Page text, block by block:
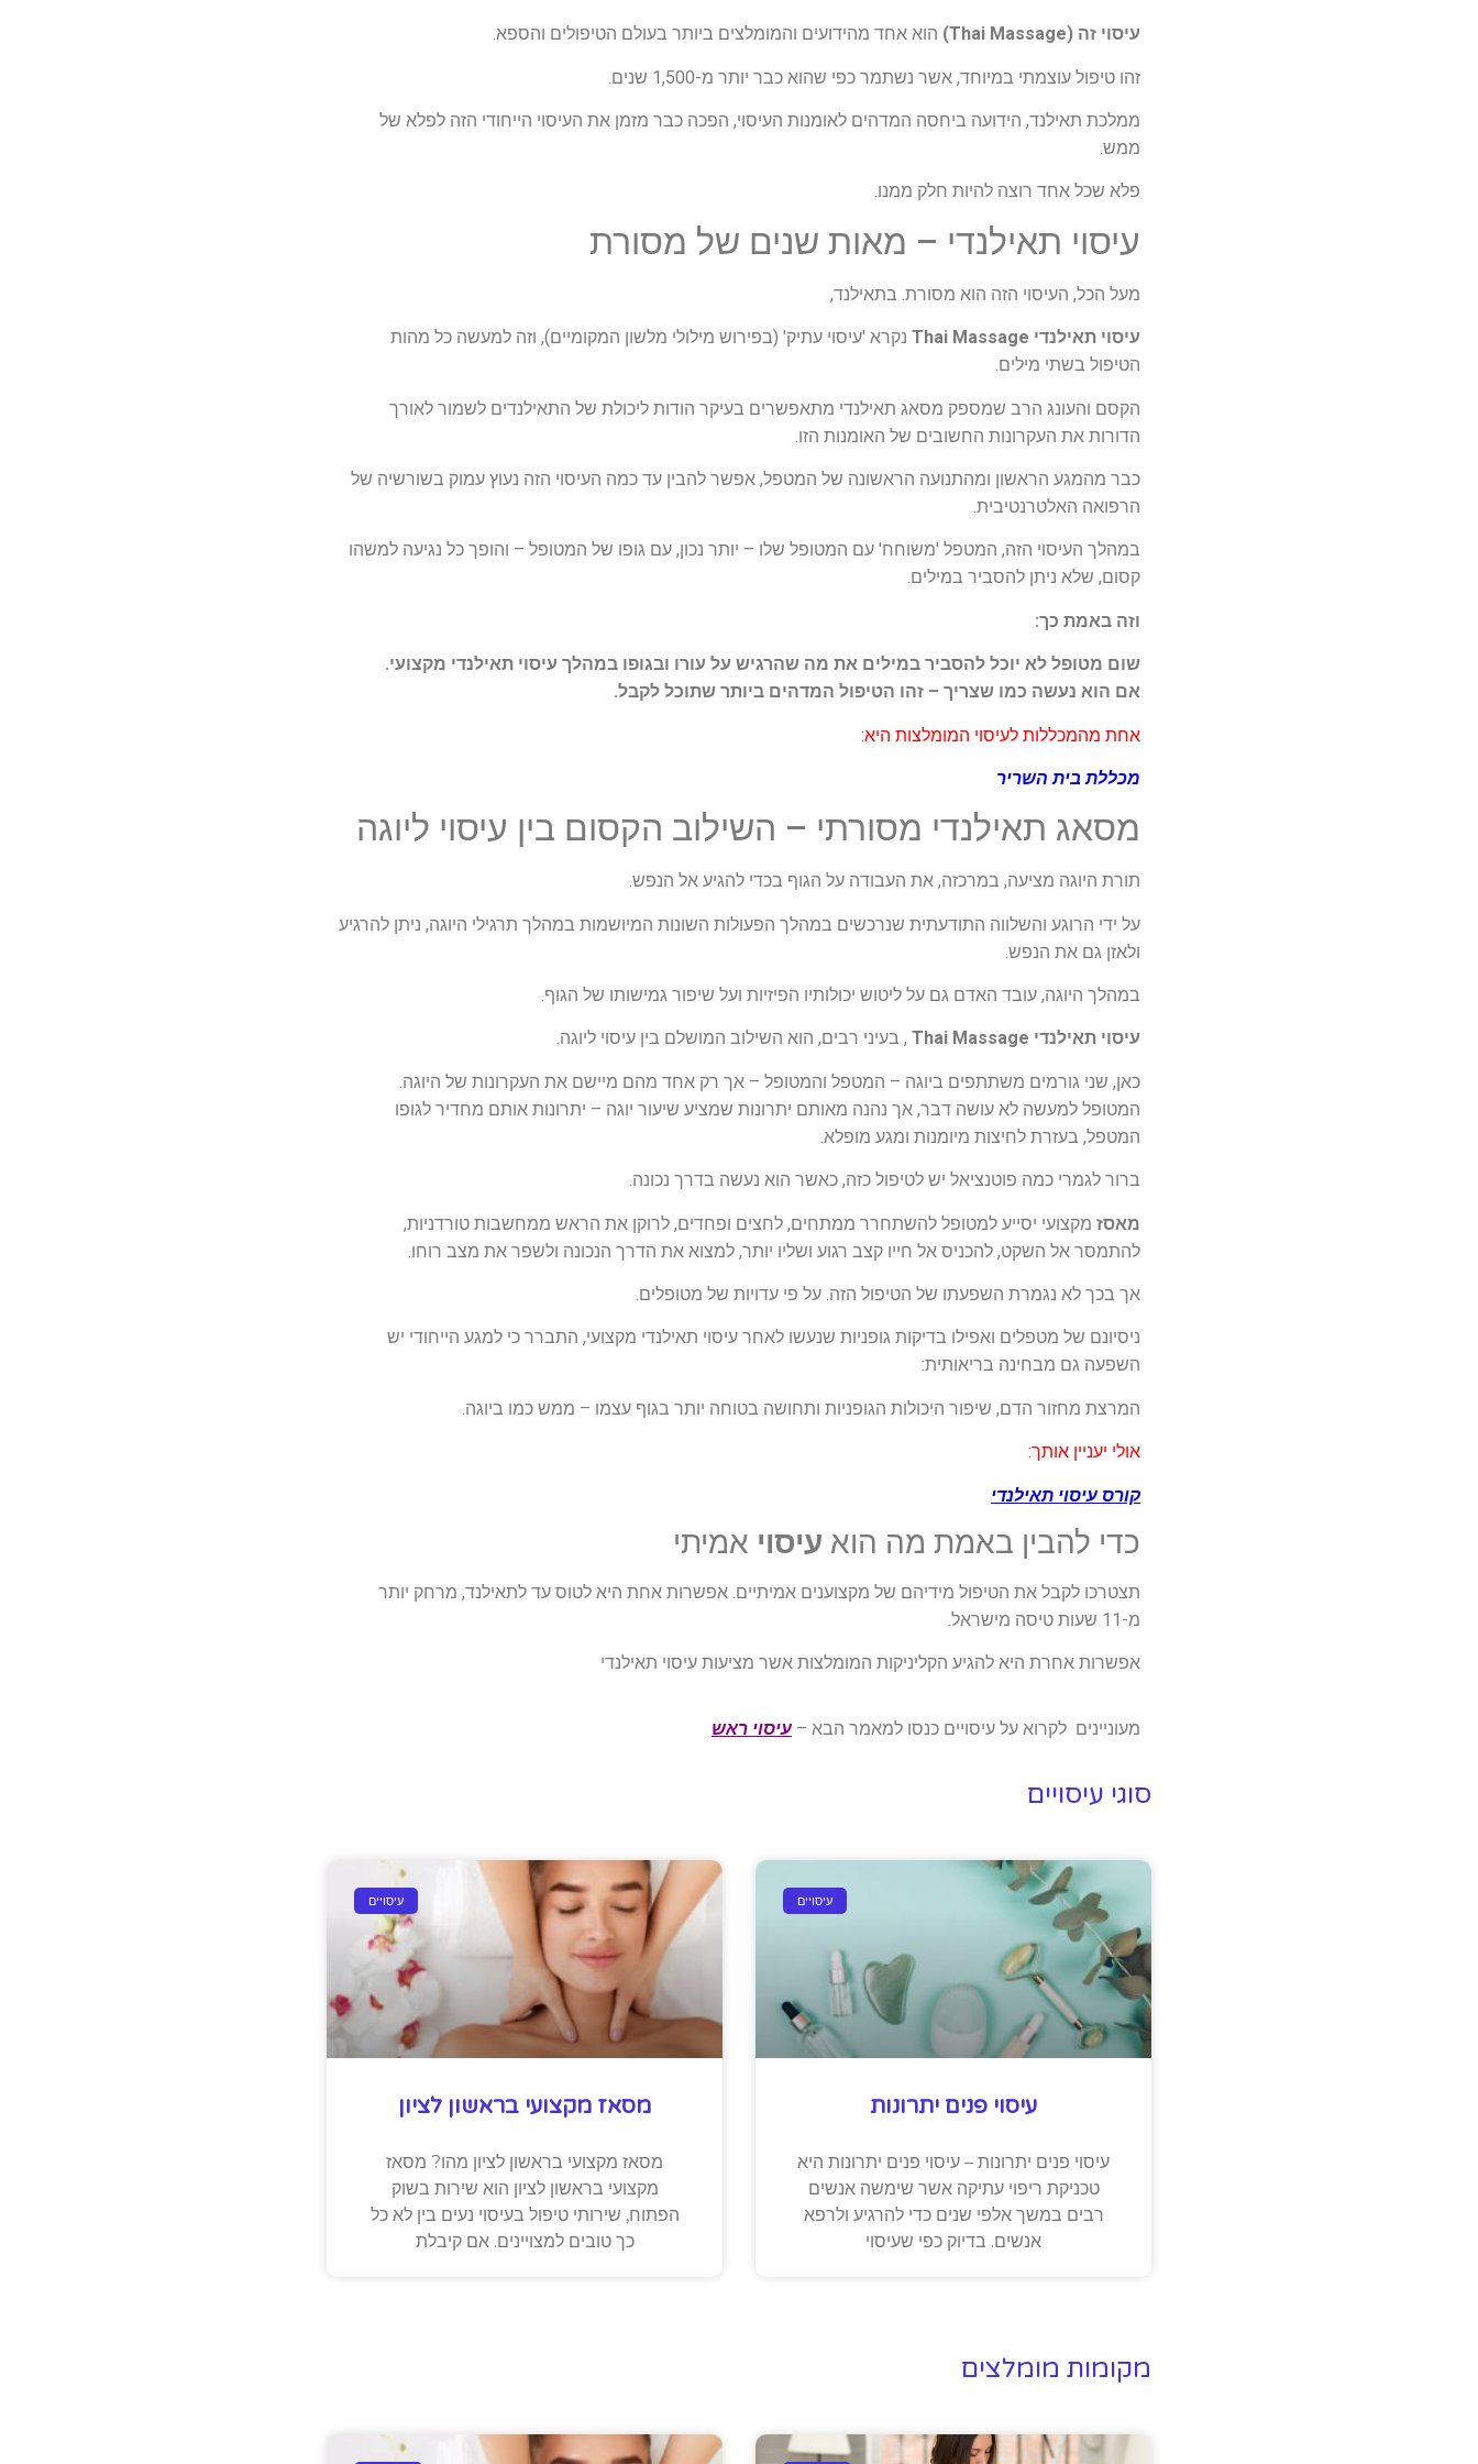
עיסוי זה (Thai Massage) הוא אחד מהידועים והמומלצים ביותר בעולם הטיפולים והספא.
זהו טיפול עוצמתי במיוחד, אשר נשתמר כפי שהוא כבר יותר מ-1,500 שנים.
ממלכת תאילנד, הידועה ביחסה המדהים לאומנות העיסוי, הפכה כבר מזמן את העיסוי הייחודי הזה לפלא של
ממש.
פלא שכל אחד רוצה להיות חלק ממנו.
עיסוי תאילנדי – מאות שנים של מסורת
מעל הכל, העיסוי הזה הוא מסורת. בתאילנד,
עיסוי תאילנדי Thai Massage
נקרא 'עיסוי עתיק' (בפירוש מילולי מלשון המקומיים), וזה למעשה כל מהות
הטיפול בשתי מילים.
הקסם והעונג הרב שמספק מסאג תאילנדי מתאפשרים בעיקר הודות ליכולת של התאילנדים לשמור לאורך
הדורות את העקרונות החשובים של האומנות הזו.
כבר מהמגע הראשון ומהתנועה הראשונה של המטפל, אפשר להבין עד כמה העיסוי הזה נעוץ עמוק בשורשיה של
הרפואה האלטרנטיבית.
במהלך העיסוי הזה, המטפל 'משוחח' עם המטופל שלו – יותר נכון, עם גופו של המטופל – והופך כל נגיעה למשהו
קסום, שלא ניתן להסביר במילים.
וזה באמת כך:
שום מטופל לא יוכל להסביר במילים את מה שהרגיש על עורו ובגופו במהלך עיסוי תאילנדי מקצועי.
אם הוא נעשה כמו שצריך – זהו הטיפול המדהים ביותר שתוכל לקבל.
אחת מהמכללות לעיסוי המומלצות היא:
מכללת בית השריר
מסאג תאילנדי מסורתי – השילוב הקסום בין עיסוי ליוגה
תורת היוגה מציעה, במרכזה, את העבודה על הגוף בכדי להגיע אל הנפש.
על ידי הרוגע והשלווה התודעתית שנרכשים במהלך הפעולות השונות המיושמות במהלך תרגילי היוגה, ניתן להרגיע
ולאזן גם את הנפש.
במהלך היוגה, עובד האדם גם על ליטוש יכולותיו הפיזיות ועל שיפור גמישותו של הגוף.
עיסוי תאילנדי Thai Massage , בעיני רבים, הוא השילוב המושלם בין עיסוי ליוגה.
כאן, שני גורמים משתתפים ביוגה – המטפל והמטופל – אך רק אחד מהם מיישם את העקרונות של היוגה.
המטופל למעשה לא עושה דבר, אך נהנה מאותם יתרונות שמציע שיעור יוגה – יתרונות אותם מחדיר לגופו
המטפל, בעזרת לחיצות מיומנות ומגע מופלא.
ברור לגמרי כמה פוטנציאל יש לטיפול כזה, כאשר הוא נעשה בדרך נכונה.
מאסז מקצועי יסייע למטופל להשתחרר ממתחים, לחצים ופחדים, לרוקן את הראש ממחשבות טורדניות,
להתמסר אל השקט, להכניס אל חייו קצב רגוע ושליו יותר, למצוא את הדרך הנכונה ולשפר את מצב רוחו.
אך בכך לא נגמרת השפעתו של הטיפול הזה. על פי עדויות של מטופלים.
ניסיונם של מטפלים ואפילו בדיקות גופניות שנעשו לאחר עיסוי תאילנדי מקצועי, התברר כי למגע הייחודי יש
השפעה גם מבחינה בריאותית:
המרצת מחזור הדם, שיפור היכולות הגופניות ותחושה בטוחה יותר בגוף עצמו – ממש כמו ביוגה.
אולי יעניין אותך:
קורס עיסוי תאילנדי
כדי להבין באמת מה הוא עיסוי אמיתי
תצטרכו לקבל את הטיפול מידיהם של מקצוענים אמיתיים. אפשרות אחת היא לטוס עד לתאילנד, מרחק יותר
מ-11 שעות טיסה מישראל.
אפשרות אחרת היא להגיע הקליניקות המומלצות אשר מציעות עיסוי תאילנדי
מעוניינים לקרוא על עיסויים כנסו למאמר הבא – עיסוי ראש
סוגי עיסויים
עיסויים
עיסוי פנים יתרונות
עיסוי פנים יתרונות – עיסוי פנים יתרונות היא
טכניקת ריפוי עתיקה אשר שימשה אנשים
רבים במשך אלפי שנים כדי להרגיע ולרפא
אנשים. בדיוק כפי שעיסוי
עיסויים
מסאז מקצועי בראשון לציון
מסאז מקצועי בראשון לציון מהו? מסאז
מקצועי בראשון לציון הוא שירות בשוק
הפתוח, שירותי טיפול בעיסוי נעים בין לא כל
כך טובים למצויינים. אם קיבלת
מקומות מומלצים